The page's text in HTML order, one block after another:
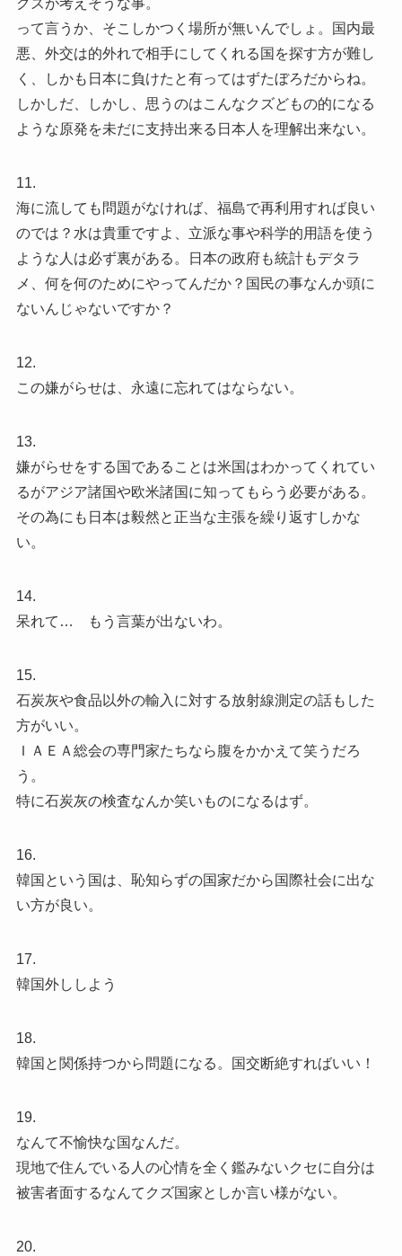
クズが考えそうな事。
って言うか、そこしかつく場所が無いんでしょ。国内最
悪、外交は的外れで相手にしてくれる国を探す方が難し
く、しかも日本に負けたと有ってはずたぼろだからね。
しかしだ、しかし、思うのはこんなクズどもの的になる
ような原発を未だに支持出来る日本人を理解出来ない。
11.
海に流しても問題がなければ、福島で再利用すれば良い
のでは？水は貴重ですよ、立派な事や科学的用語を使う
ような人は必ず裏がある。日本の政府も統計もデタラ
メ、何を何のためにやってんだか？国民の事なんか頭に
ないんじゃないですか？
12.
この嫌がらせは、永遠に忘れてはならない。
13.
嫌がらせをする国であることは米国はわかってくれてい
るがアジア諸国や欧米諸国に知ってもらう必要がある。
その為にも日本は毅然と正当な主張を繰り返すしかな
い。
14.
呆れて… もう言葉が出ないわ。
15.
石炭灰や食品以外の輸入に対する放射線測定の話もした
方がいい。
ＩＡＥＡ総会の専門家たちなら腹をかかえて笑うだろ
う。
特に石炭灰の検査なんか笑いものになるはず。
16.
韓国という国は、恥知らずの国家だから国際社会に出な
い方が良い。
17.
韓国外ししよう
18.
韓国と関係持つから問題になる。国交断絶すればいい！
19.
なんて不愉快な国なんだ。
現地で住んでいる人の心情を全く鑑みないクセに自分は
被害者面するなんてクズ国家としか言い様がない。
20.